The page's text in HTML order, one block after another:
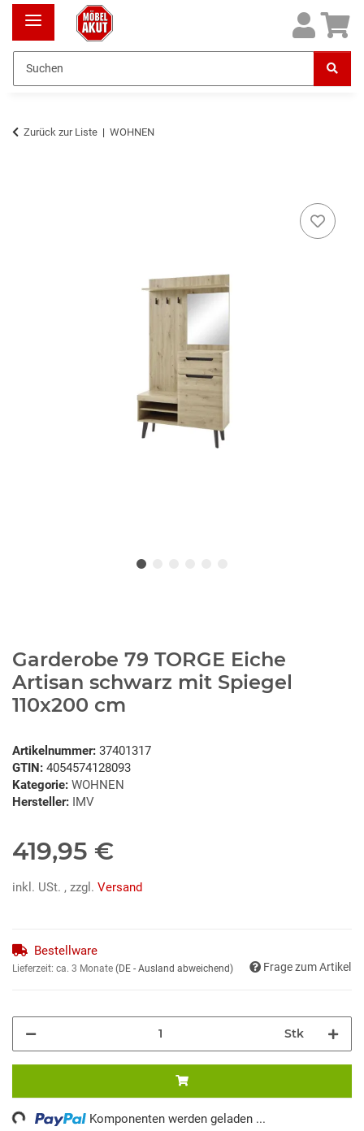
Zurück zur Liste WOHNEN
Garderobe 79 TORGE Eiche
Artisan schwarz mit Spiegel
110x200 cm
Artikelnummer: 37401317
GTIN: 4054574128093
Kategorie: WOHNEN
Hersteller: IMV
419,95 €
inkl. USt. , zzgl. Versand
Bestellware
Lieferzeit: ca. 3 Monate (DE - Ausland abweichend) Frage zum Artikel
Stk
Komponenten werden geladen ...